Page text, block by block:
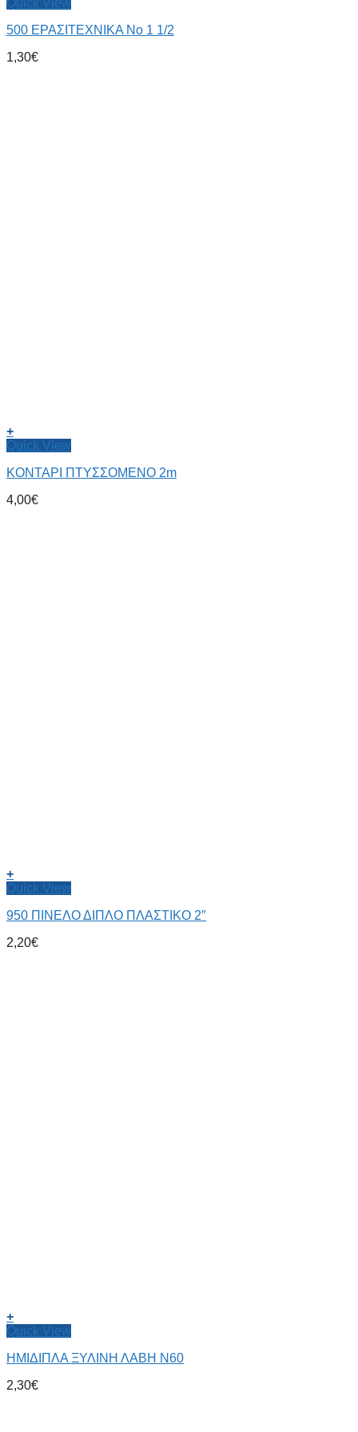
Quick View
500 ΕΡΑΣΙΤΕΧΝΙΚΑ Νο 1 1/2
1,30€
+
Quick View
ΚΟΝΤΑΡΙ ΠΤΥΣΣΟΜΕΝΟ 2m
4,00€
+
Quick View
950 ΠΙΝΕΛΟ ΔΙΠΛΟ ΠΛΑΣΤΙΚΟ 2″
2,20€
+
Quick View
ΗΜΙΔΙΠΛΑ ΞΥΛΙΝΗ ΛΑΒΗ Ν60
2,30€